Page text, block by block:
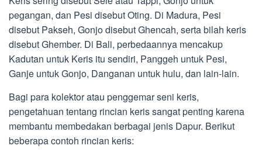
pegangan, dan Pesi disebut Oting. Di Madura, Pesi
disebut Pakseh, Gonjo disebut Ghencah, serta bilah keris
disebut Ghember. Di Bali, perbedaannya mencakup
Kadutan untuk Keris itu sendiri, Panggeh untuk Pesi,
Ganje untuk Gonjo, Danganan untuk hulu, dan lain-lain.
Bagi para kolektor atau penggemar seni keris,
pengetahuan tentang rincian keris sangat penting karena
membantu membedakan berbagai jenis Dapur. Berikut
beberapa contoh rincian keris: